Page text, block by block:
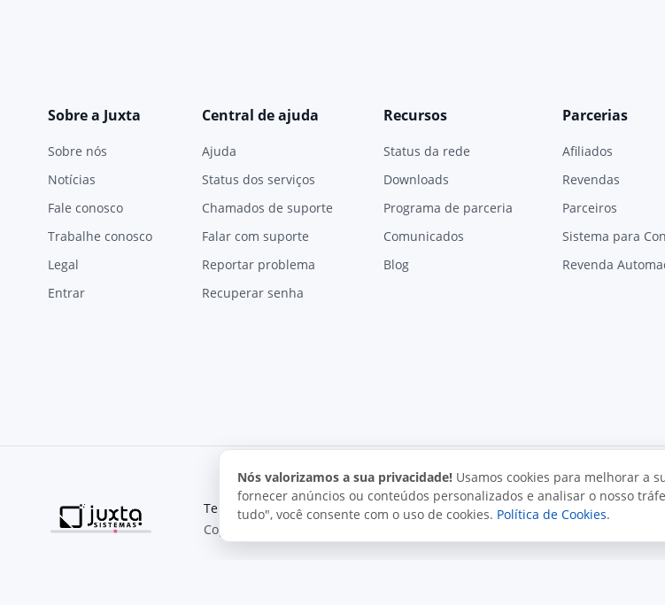
Sobre a Juxta
Sobre nós
Notícias
Fale conosco
Trabalhe conosco
Legal
Entrar
Central de ajuda
Ajuda
Status dos serviços
Chamados de suporte
Falar com suporte
Reportar problema
Recuperar senha
Recursos
Status da rede
Downloads
Programa de parceria
Comunicados
Blog
Parcerias
Afiliados
Revendas
Parceiros
Sistema para
Revenda
Nós valorizamos a sua privacidade! Usamos cookies para melhorar a
fornecer anúncios ou conteúdos personalizados e analisar o nosso
tudo", você consente com o uso de cookies. Política de Cookies.
Termos de uso Política de privacidade Uso aceitável
Direitos autorais
Copyright © 2026, Juxta Sistemas. Todos os direitos reservados.